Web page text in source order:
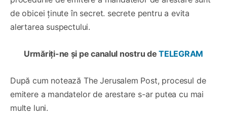
de obicei ținute în secret. secrete pentru a evita
alertarea suspectului.
Urmăriți-ne și pe canalul nostru deTELEGRAM
După cum notează The Jerusalem Post, procesul de
emitere a mandatelor de arestare s-ar putea cu mai
multe luni.